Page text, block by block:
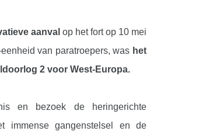
aanval op het fort op 10 mei
van paratroepers, was het
2 voor West-Europa.
en bezoek de heringerichte
immense gangenstelsel en de